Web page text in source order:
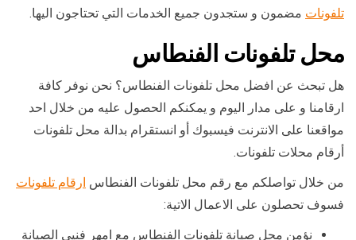
تلفونات مضمون و ستجدون جميع الخدمات التي تحتاجون اليها.
محل تلفونات الفنطاس
هل تبحث عن افضل محل تلفونات الفنطاس؟ نحن نوفر كافة
ارقامنا و على مدار اليوم و يمكنكم الحصول عليه من خلال احد
مواقعنا على الانترنت فيسبوك أو انستقرام بدالة محل تلفونات
أرقام محلات تلفونات.
من خلال تواصلكم مع رقم محل تلفونات الفنطاس ارقام تلفونات
فسوف تحصلون على الاعمال الاتية:
نؤمن محل صيانة تلفونات الفنطاس مع امهر فنيي الصيانة